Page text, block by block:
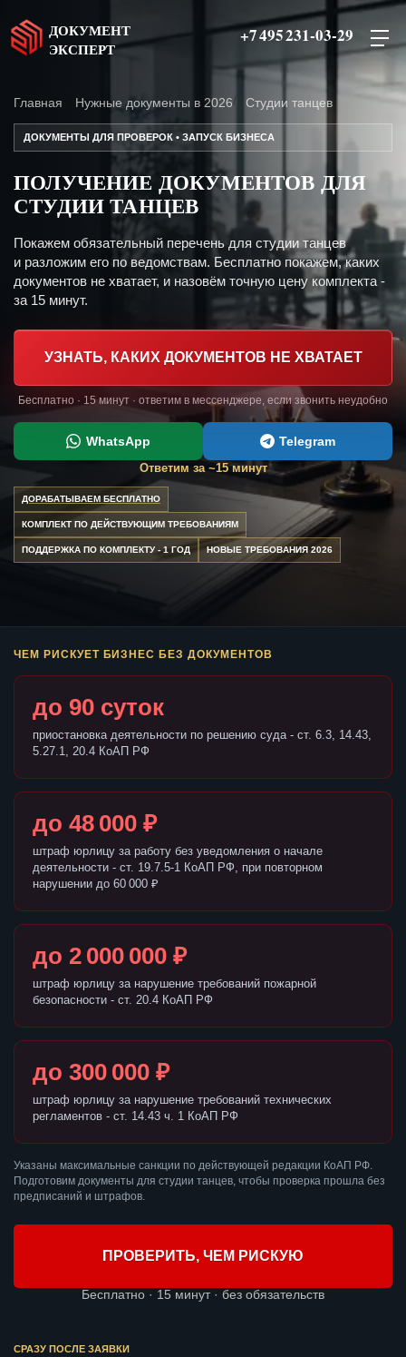
ДОКУМЕНТ
ЭКСПЕРТ
+7 495 231-03-29
Главная Нужные документы в 2026 Студии танцев
ДОКУМЕНТЫ ДЛЯ ПРОВЕРОК • ЗАПУСК БИЗНЕСА
ПОЛУЧЕНИЕ ДОКУМЕНТОВ ДЛЯ
СТУДИИ ТАНЦЕВ
Покажем обязательный перечень для студии танцев
и разложим его по ведомствам. Бесплатно покажем, каких
документов не хватает, и назовём точную цену комплекта -
за 15 минут.
УЗНАТЬ, КАКИХ ДОКУМЕНТОВ НЕ ХВАТАЕТ
Бесплатно · 15 минут · ответим в мессенджере, если звонить неудобно
WhatsApp Telegram
Ответим за ~15 минут
ДОРАБАТЫВАЕМ БЕСПЛАТНО
КОМПЛЕКТ ПО ДЕЙСТВУЮЩИМ ТРЕБОВАНИЯМ
ПОДДЕРЖКА ПО КОМПЛЕКТУ - 1 ГОД НОВЫЕ ТРЕБОВАНИЯ 2026
ЧЕМ РИСКУЕТ БИЗНЕС БЕЗ ДОКУМЕНТОВ
до 90 суток
приостановка деятельности по решению суда - ст. 6.3, 14.43,
5.27.1, 20.4 КоАП РФ
до 48 000 ₽
штраф юрлицу за работу без уведомления о начале
деятельности - ст. 19.7.5-1 КоАП РФ, при повторном
нарушении до 60 000 ₽
до 2 000 000 ₽
штраф юрлицу за нарушение требований пожарной
безопасности - ст. 20.4 КоАП РФ
до 300 000 ₽
штраф юрлицу за нарушение требований технических
регламентов - ст. 14.43 ч. 1 КоАП РФ
Указаны максимальные санкции по действующей редакции КоАП РФ.
Подготовим документы для студии танцев, чтобы проверка прошла без
предписаний и штрафов.
ПРОВЕРИТЬ, ЧЕМ РИСКУЮ
Бесплатно · 15 минут · без обязательств
СРАЗУ ПОСЛЕ ЗАЯВКИ